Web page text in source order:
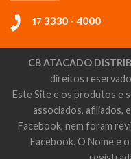
17 3330 - 4000
CB ATACADO
direitos
Este Site e os produtos e
associados, afiliados,
Facebook, nem foram
Facebook. O Nome e